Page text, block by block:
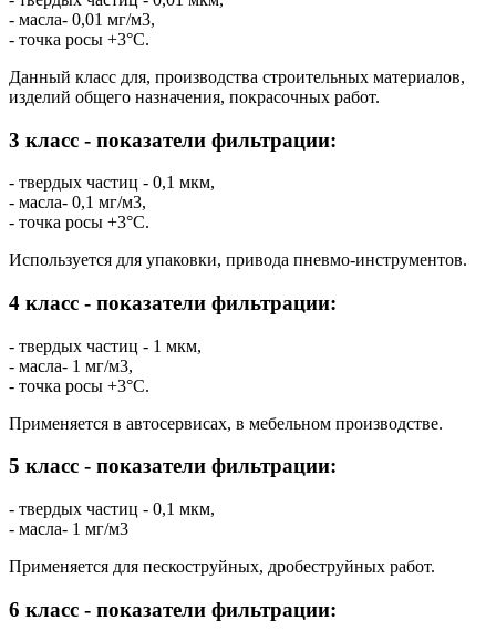
- масла- 0,01 мг/м3,
- точка росы +3°C.
Данный класс для, производства строительных материалов,
изделий общего назначения, покрасочных работ.
3 класс - показатели фильтрации:
- твердых частиц - 0,1 мкм,
- масла- 0,1 мг/м3,
- точка росы +3°C.
Используется для упаковки, привода пневмо-инструментов.
4 класс - показатели фильтрации:
- твердых частиц - 1 мкм,
- масла- 1 мг/м3,
- точка росы +3°C.
Применяется в автосервисах, в мебельном производстве.
5 класс - показатели фильтрации:
- твердых частиц - 0,1 мкм,
- масла- 1 мг/м3
Применяется для пескоструйных, дробеструйных работ.
6 класс - показатели фильтрации: